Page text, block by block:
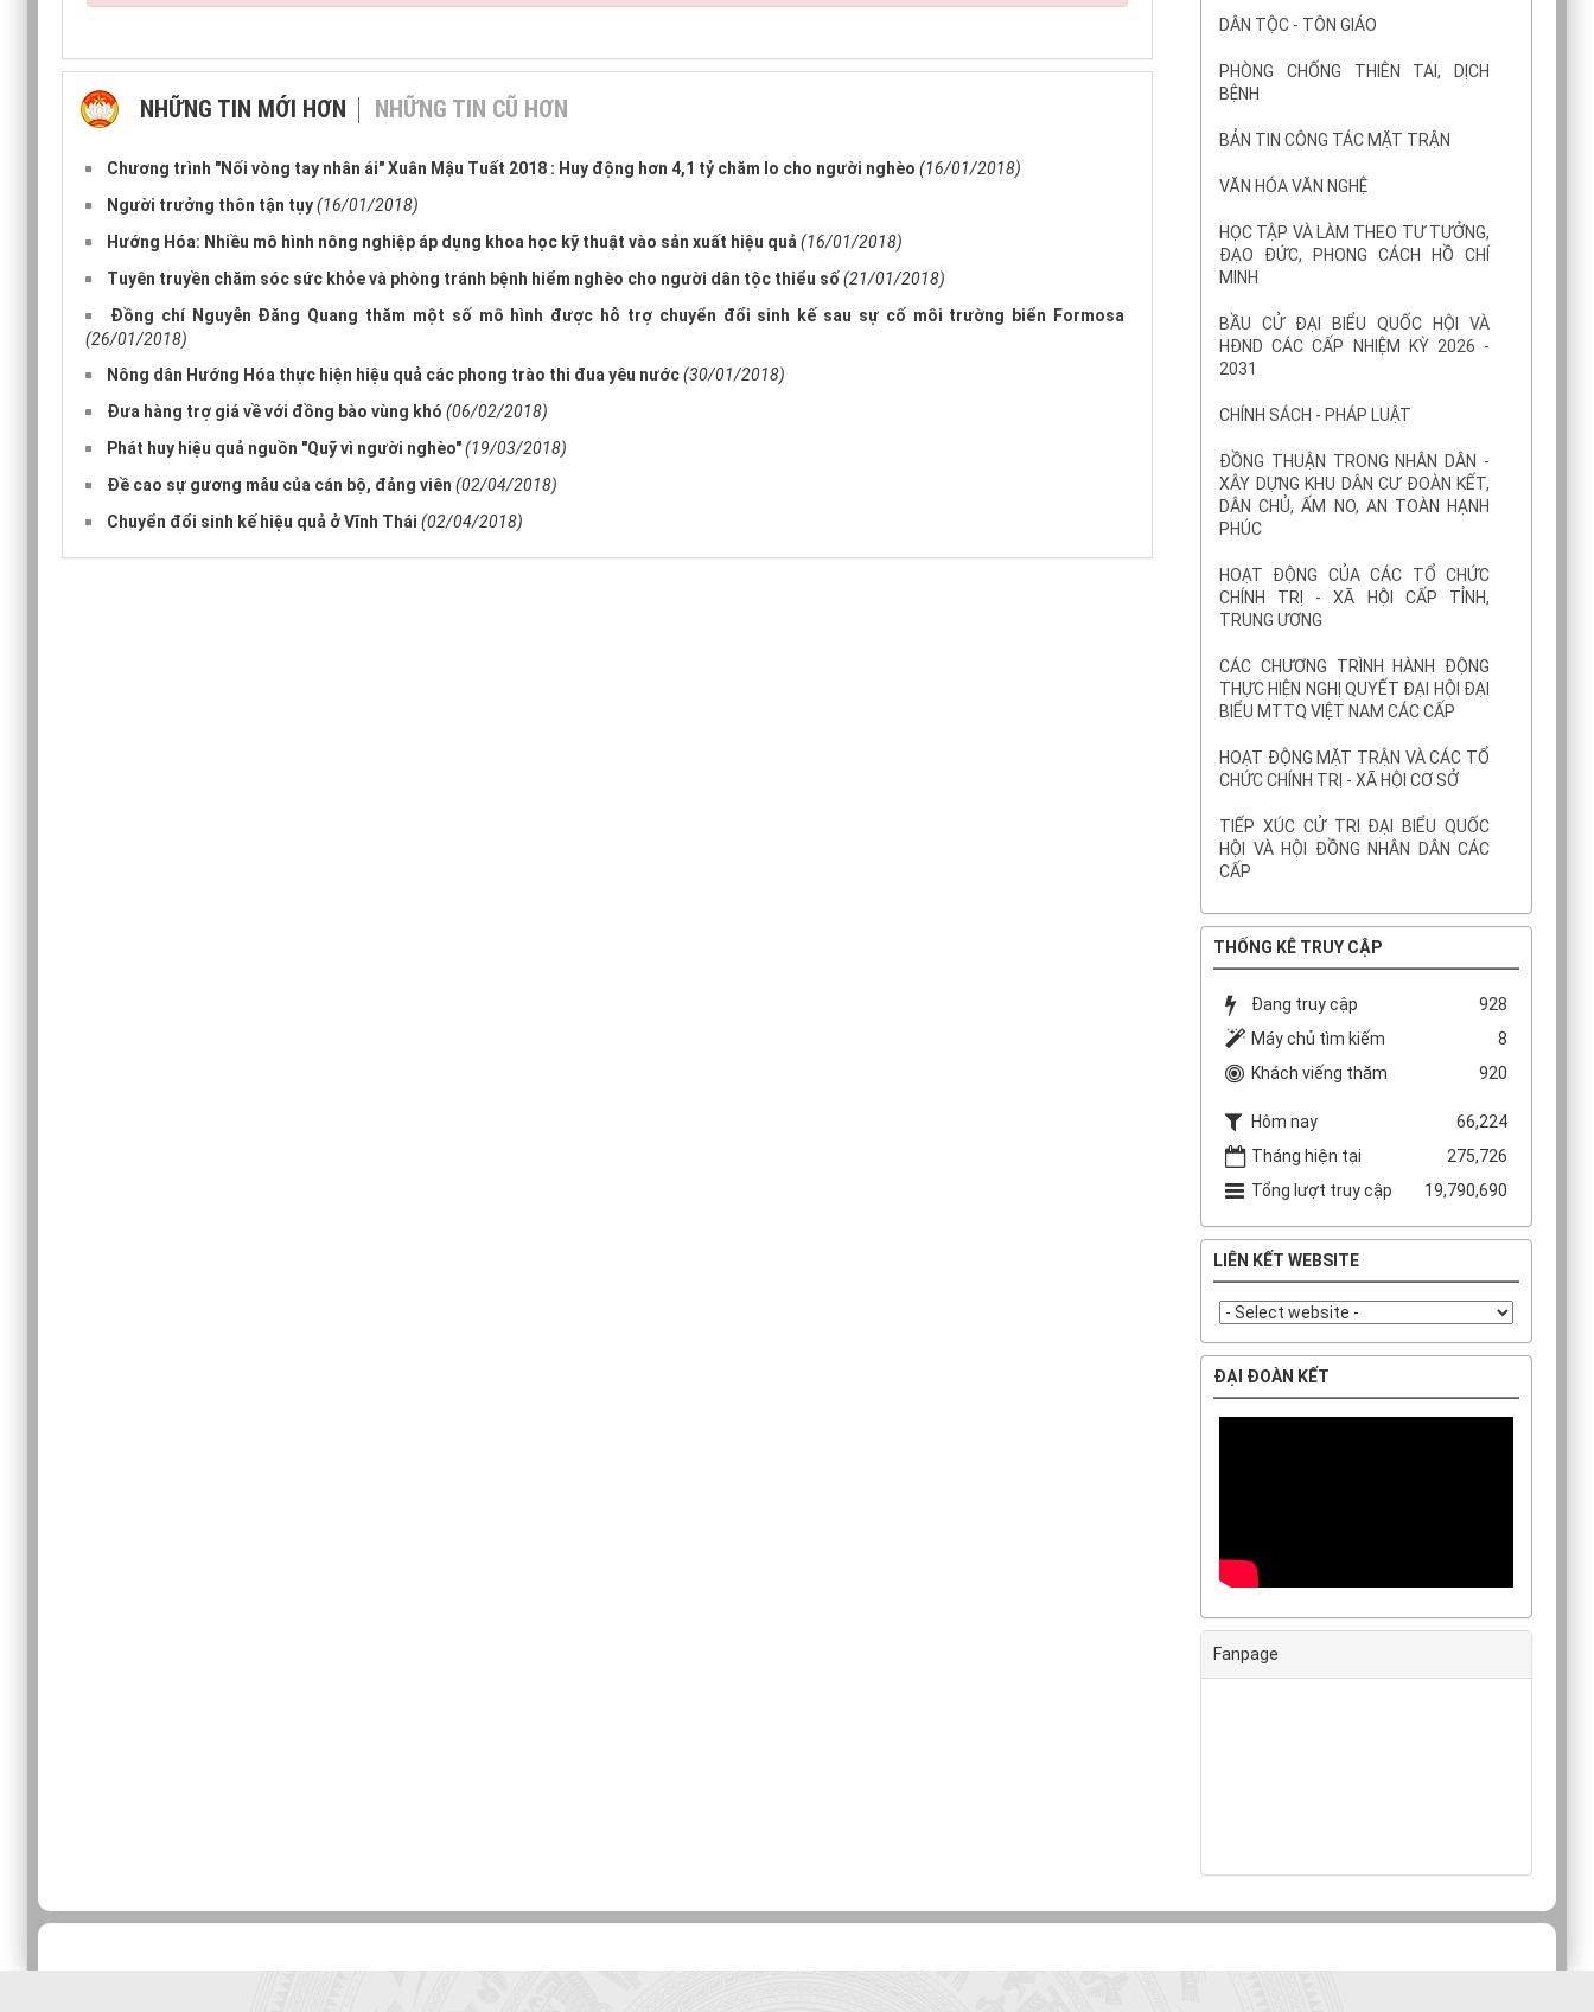
NHỮNG TIN MỚI HƠN NHỮNG TIN CŨ HƠN
Chương trình "Nối vòng tay nhân ái" Xuân Mậu Tuất 2018 : Huy động hơn 4,1 tỷ chăm lo cho người nghèo (16/01/2018)
Người trưởng thôn tận tụy(16/01/2018)
Hướng Hóa: Nhiều mô hình nông nghiệp áp dụng khoa học kỹ thuật vào sản xuất hiệu quả (16/01/2018)
Tuyên truyền chăm sóc sức khỏe và phòng tránh bệnh hiểm nghèo cho người dân tộc thiểu số(21/01/2018)
Đồng chí Nguyễn Đăng Quang thăm một số mô hình được hỗ trợ chuyển đổi sinh kế sau sự cố môi trường biển Formosa
(26/01/2018)
Nông dân Hướng Hóa thực hiện hiệu quả các phong trào thi đua yêu nước(30/01/2018)
Đưa hàng trợ giá về với đồng bào vùng khó (06/02/2018)
Phát huy hiệu quả nguồn "Quỹ vì người nghèo"(19/03/2018)
Đề cao sự gương mẫu của cán bộ, đảng viên (02/04/2018)
Chuyển đổi sinh kế hiệu quả ở Vĩnh Thái (02/04/2018)
DÂN TỘC - TÔN GIÁO
PHÒNG CHỐNG THIÊN TAI, DỊCH
BỆNH
BẢN TIN CÔNG TÁC MẶT TRẬN
VĂN HÓA VĂN NGHỆ
HỌC TẬP VÀ LÀM THEO TƯ TƯỞNG,
ĐẠO ĐỨC, PHONG CÁCH HỒ CHÍ
MINH
BẦU CỬ ĐẠI BIỂU QUỐC HỘI VÀ
HĐND CÁC CẤP NHIỆM KỲ 2026 -
2031
CHÍNH SÁCH - PHÁP LUẬT
ĐỒNG THUẬN TRONG NHÂN DÂN -
XÂY DỰNG KHU DÂN CƯ ĐOÀN KẾT,
DÂN CHỦ, ẤM NO, AN TOÀN HẠNH
PHÚC
HOẠT ĐỘNG CỦA CÁC TỔ CHỨC
CHÍNH TRỊ - XÃ HỘI CẤP TỈNH,
TRUNG ƯƠNG
CÁC CHƯƠNG TRÌNH HÀNH ĐỘNG
THỰC HIỆN NGHỊ QUYẾT ĐẠI HỘI ĐẠI
BIỂU MTTQ VIỆT NAM CÁC CẤP
HOẠT ĐỘNG MẶT TRẬN VÀ CÁC TỔ
CHỨC CHÍNH TRỊ - XÃ HỘI CƠ SỞ
TIẾP XÚC CỬ TRI ĐẠI BIỂU QUỐC
HỘI VÀ HỘI ĐỒNG NHÂN DÂN CÁC
CẤP
THỐNG KÊ TRUY CẬP
Đang truy cập
928
Máy chủ tìm kiếm
8
Khách viếng thăm
920
Hôm nay
66,224
Tháng hiện tại
275,726
Tổng lượt truy cập
19,790,690
LIÊN KẾT WEBSITE
ĐẠI ĐOÀN KẾT
Fanpage